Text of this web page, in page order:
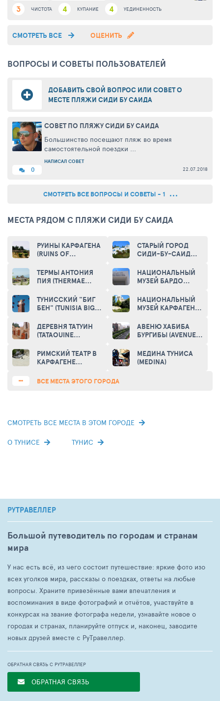
3 ЧИСТОТА 4 КУПАНИЕ 4 УЕДИНЕННОСТЬ
СМОТРЕТЬ ВСЕ ОЦЕНИТЬ
ВОПРОСЫ И СОВЕТЫ ПОЛЬЗОВАТЕЛЕЙ
ДОБАВИТЬ СВОЙ ВОПРОС ИЛИ СОВЕТ О
МЕСТЕ ПЛЯЖИ СИДИ БУ САИДА
22.07.2018
СОВЕТ ПО ПЛЯЖУ СИДИ БУ САИДА
Большинство посещают пляж во время
самостоятельной поездки ...
НАПИСАЛ СОВЕТ
0
СМОТРЕТЬ ВСЕ ВОПРОСЫ И СОВЕТЫ - 1
МЕСТА РЯДОМ С ПЛЯЖИ СИДИ БУ САИДА
РУИНЫ КАРФАГЕНА
(RUINS OF
СТАРЫЙ ГОРОД
СИДИ-БУ-САИД
SAID)
ТЕРМЫ АНТОНИЯ
ПИЯ (THERMAE
НАЦИОНАЛЬНЫЙ
МУЗЕЙ БАРДО
ТУНИССКИЙ "БИГ
БЕН" (TUNISIA BIG
НАЦИОНАЛЬНЫЙ
МУЗЕЙ КАРФАГЕНА
OF CARTHAGE)
ДЕРЕВНЯ ТАТУИН
(TATAOUINE
АВЕНЮ ХАБИБА
БУРГИБЫ (AVENUE
РИМСКИЙ ТЕАТР В
КАРФАГЕНЕ
AMPHITHEATRE)
МЕДИНА ТУНИСА
(MEDINA)
ВСЕ МЕСТА ЭТОГО ГОРОДА
СМОТРЕТЬ ВСЕ МЕСТА В ЭТОМ ГОРОДЕ
О ТУНИСЕ ТУНИС
РУТРАВЕЛЛЕР
Большой путеводитель по городам и странам
мира
У нас есть всё, из чего состоит путешествие: яркие фото изо
всех уголков мира, рассказы о поездках, ответы на любые
вопросы. Храните привезённые вами впечатления и
воспоминания в виде фотографий и отчётов, участвуйте в
конкурсах на звание фотографа недели, узнавайте новое о
городах и странах, планируйте отпуск и, наконец, заводите
новых друзей вместе с РуТравеллер.
ОБРАТНАЯ СВЯЗЬ С РУТРАВЕЛЛЕР
ОБРАТНАЯ СВЯЗЬ